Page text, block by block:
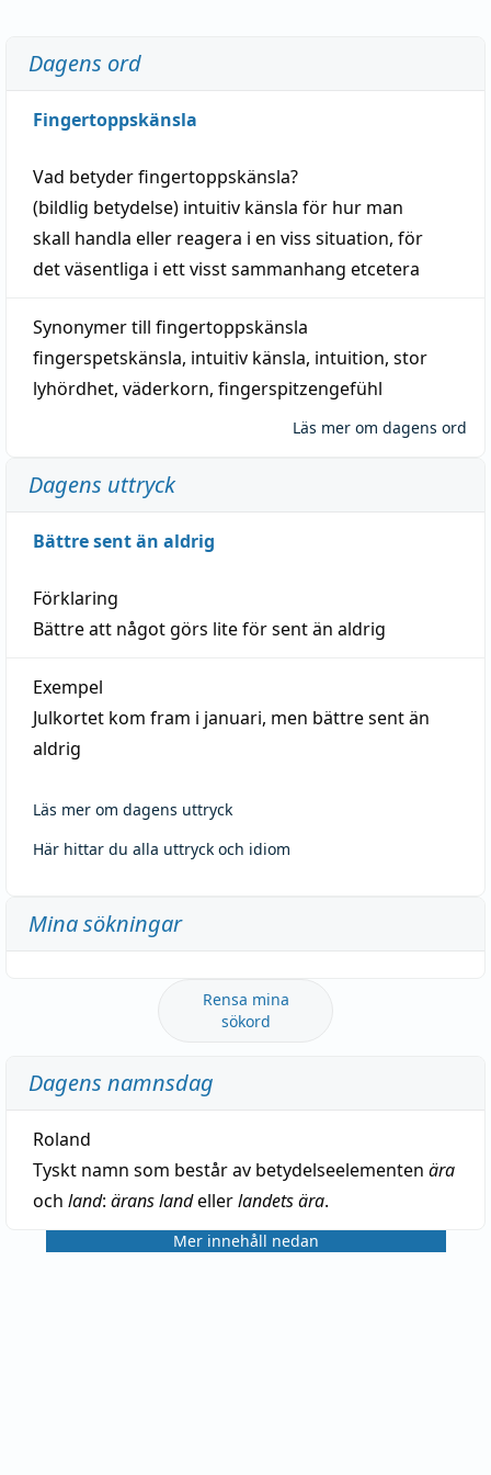
Dagens ord
Fingertoppskänsla
Vad betyderfingertoppskänsla?
(bildlig betydelse) intuitiv känsla för hur man
skall handla eller reagera i en viss situation, för
det väsentliga i ett visstsammanhang etcetera
Synonymer till fingertoppskänsla
fingerspetskänsla, intuitiv känsla, intuition, stor
lyhördhet, väderkorn, fingerspitzengefühl
Läs mer om dagens ord
Dagens uttryck
Bättre sent än aldrig
Förklaring
Bättre att något görs lite för sent än aldrig
Exempel
Julkortet kom fram i januari, men bättre sent än
aldrig
Läs mer om dagens uttryck
Här hittar du alla uttryck och idiom
Mina sökningar
Rensa mina
sökord
Dagens namnsdag
Roland
Tyskt namn som består av betydelseelementen ära
och land: ärans landellerlandets ära.
Mer innehåll nedan